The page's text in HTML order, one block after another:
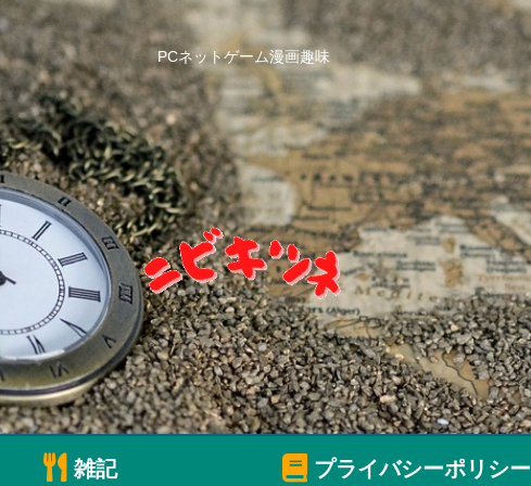
PCネットゲーム漫画趣味
雑記 プライバシーポリシー